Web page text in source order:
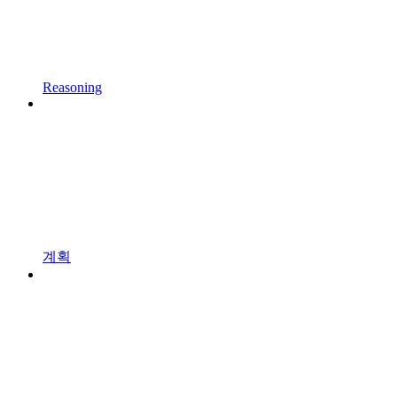
Reasoning
계획